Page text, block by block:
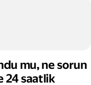
mu, ne sorun
24 saatlik